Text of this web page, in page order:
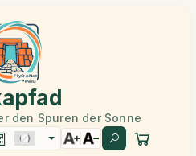
den Spuren der Sonne